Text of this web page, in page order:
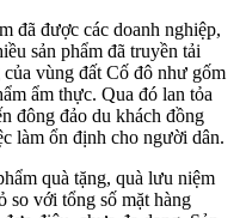
đã được các doanh nghiệp,
sản phẩm đã truyền tải
vùng đất Cố đô như gốm
ẩm thực. Qua đó lan tỏa
đông đảo du khách đồng
làm ổn định cho người dân.
quà tặng, quà lưu niệm
so với tổng số mặt hàng